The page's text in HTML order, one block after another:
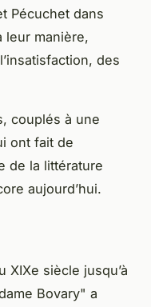
Pécuchet dans
leur manière,
des
couplés à une
ont fait de
de la littérature
aujourd’hui.
XIXe siècle jusqu’à
Bovary" a